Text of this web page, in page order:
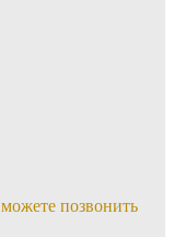
позвонить